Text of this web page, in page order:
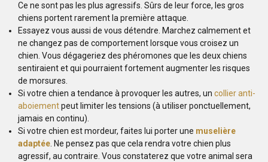
Ce ne sont pas les plus agressifs. Sûrs de leur force, les gros
chiens portent rarement la première attaque.
Essayez vous aussi de vous détendre. Marchez calmement et
ne changez pas de comportement lorsque vous croisez un
chien. Vous dégageriez des phéromones que les deux chiens
sentiraient et qui pourraient fortement augmenter les risques
de morsures.
Si votre chien a tendance à provoquer les autres, un collier anti-
aboiementpeut limiter les tensions (à utiliser ponctuellement,
jamais en continu).
Si votre chien est mordeur, faites lui porter une muselière
adaptée . Ne pensez pas que cela rendra votre chien plus
agressif, au contraire. Vous constaterez que votre animal sera